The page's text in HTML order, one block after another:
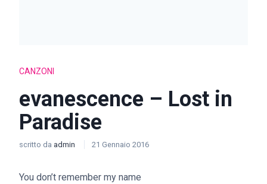
CANZONI
evanescence – Lost in
Paradise
scritto da admin 21 Gennaio 2016
You don’t remember my name